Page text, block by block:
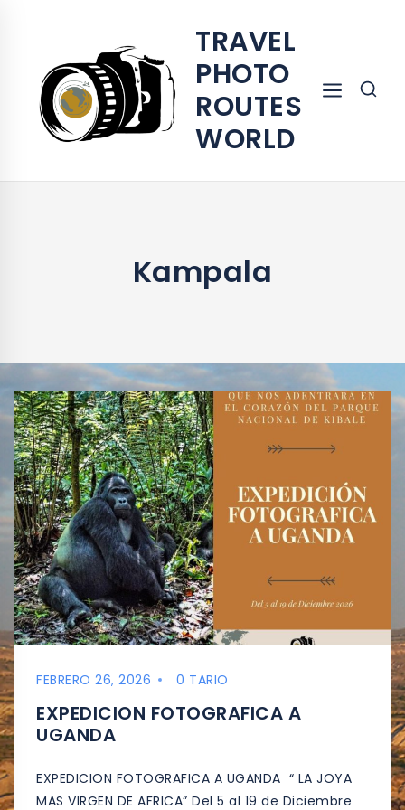
TRAVEL
PHOTO
ROUTES
WORLD
Kampala
FEBRERO 26, 2026 0 TARIO
EXPEDICION FOTOGRAFICA A
UGANDA
EXPEDICION FOTOGRAFICA A UGANDA “ LA JOYA
MAS VIRGEN DE AFRICA” Del 5 al 19 de Diciembre